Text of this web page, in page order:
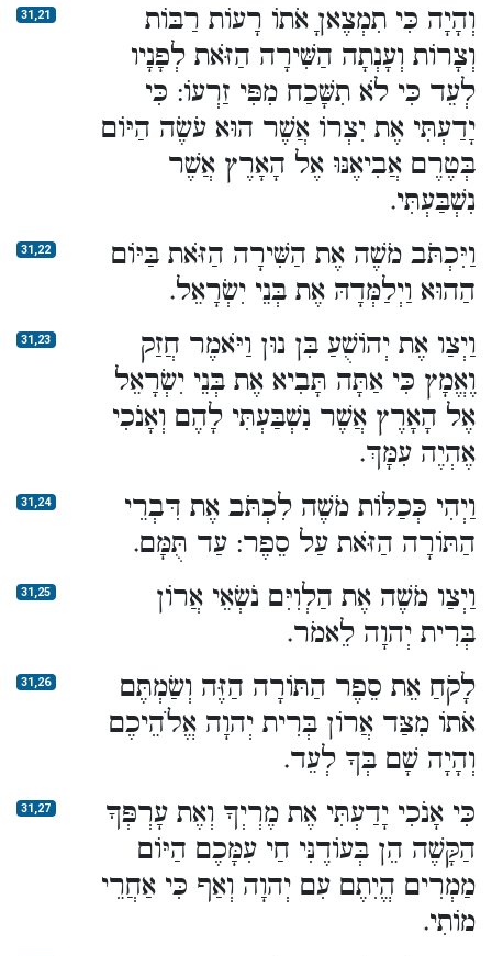
31,21
וְהָיָה כִּי תִמְצֶאןָ אֹתוֹ רָעוֹת רַבּוֹת
וְצָרוֹת וְעָנְתָה הַשִּׁירָה הַזֹּאת לְפָנָיו
לְעֵד כִּי לֹא תִשָּׁכַח מִפִּי זַרְעוֹ: כִּי
יָדַעְתִּי אֶת יִצְרוֹ אֲשֶׁר הוּא עֹשֶׂה הַיּוֹם
בְּטֶרֶם אֲבִיאֶנּוּ אֶל הָאָרֶץ אֲשֶׁר
נִשְׁבַּעְתִּי.
31,22
וַיִּכְתֹּב מֹשֶׁה אֶת הַשִּׁירָה הַזֹּאת בַּיּוֹם
הַהוּא וַיְלַמְּדָהּ אֶת בְּנֵי יִשְׂרָאֵל.
31,23
וַיְצַו אֶת יְהוֹשֻׁעַ בִּן נוּן וַיֹּאמֶר חֲזַק
וֶאֱמָץ כִּי אַתָּה תָּבִיא אֶת בְּנֵי יִשְׂרָאֵל
אֶל הָאָרֶץ אֲשֶׁר נִשְׁבַּעְתִּי לָהֶם וְאָנֹכִי
אֶהְיֶה עִמָּךְ.
31,24
וַיְהִי כְּכַלּוֹת מֹשֶׁה לִכְתֹּב אֶת דִּבְרֵי
הַתּוֹרָה הַזֹּאת עַל סֵפֶר: עַד תֻּמָּם.
31,25
וַיְצַו מֹשֶׁה אֶת הַלְוִיִּם נֹשְׂאֵי אֲרוֹן
בְּרִית יְהוָה לֵאמֹר.
31,26
לָקֹחַ אֵת סֵפֶר הַתּוֹרָה הַזֶּה וְשַׂמְתֶּם
אֹתוֹ מִצַּד אֲרוֹן בְּרִית יְהוָה אֱלֹהֵיכֶם
וְהָיָה שָׁם בְּךָ לְעֵד.
31,27
כִּי אָנֹכִי יָדַעְתִּי אֶת מֶרְיְךָ וְאֶת עָרְפְּךָ
הַקָּשֶׁה הֵן בְּעוֹדֶנִּי חַי עִמָּכֶם הַיּוֹם
מַמְרִים הֱיִתֶם עִם יְהוָה וְאַף כִּי אַחֲרֵי
מוֹתִי.